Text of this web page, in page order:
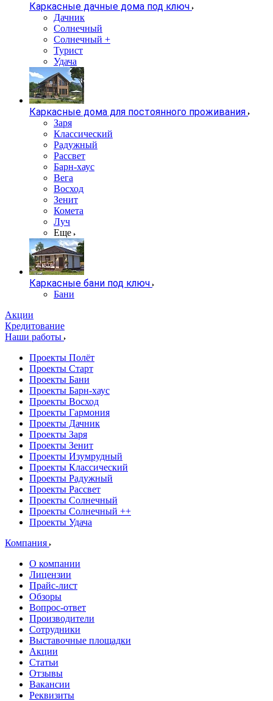
Каркасные дачные дома под ключ
Дачник
Солнечный
Солнечный +
Турист
Удача
Каркасные дома для постоянного проживания
Заря
Классический
Радужный
Рассвет
Барн-хаус
Вега
Восход
Зенит
Комета
Луч
Еще
Каркасные бани под ключ
Бани
Акции
Кредитование
Наши работы
Проекты Полёт
Проекты Старт
Проекты Бани
Проекты Барн-хаус
Проекты Восход
Проекты Гармония
Проекты Дачник
Проекты Заря
Проекты Зенит
Проекты Изумрудный
Проекты Классический
Проекты Радужный
Проекты Рассвет
Проекты Солнечный
Проекты Солнечный ++
Проекты Удача
Компания
О компании
Лицензии
Прайс-лист
Обзоры
Вопрос-ответ
Производители
Сотрудники
Выставочные площадки
Акции
Статьи
Отзывы
Вакансии
Реквизиты